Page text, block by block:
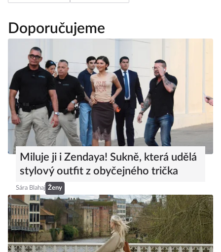
Doporučujeme
Miluje ji i Zendaya! Sukně, která udělá
stylový outfit z obyčejného trička
Sára Blahaj Ženy